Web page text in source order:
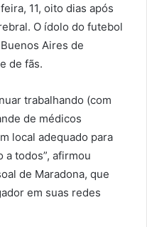
11, oito dias após
O ídolo do futebol
Aires de
de fãs.
trabalhando (com
de médicos
local adequado para
a todos”, afirmou
de Maradona, que
em suas redes